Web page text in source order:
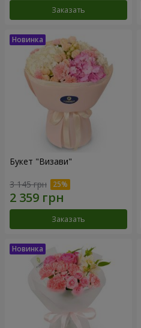
Заказать
Букет "Визави"
3 145 грн
Заказать